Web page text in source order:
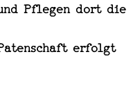
Pflegen dort die
erfolgt